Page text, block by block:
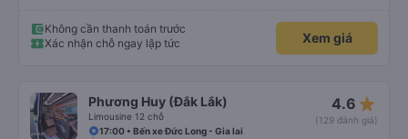
Không cần thanh toán trước
Xác nhận chỗ ngay lập tức
Xem giá
Phương Huy (Đắk Lắk)
Limousine 12 chỗ
4.6 star_rate
(129 đánh giá)
17:00 • Bến xe Đức Long - Gia lai